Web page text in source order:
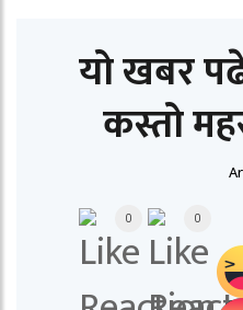
यो खबर
कस्तो
0 0